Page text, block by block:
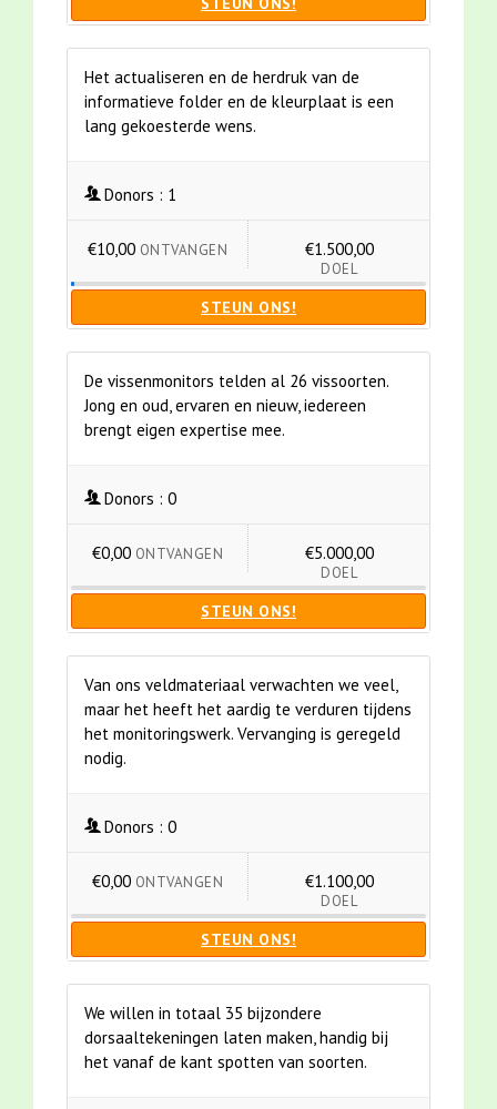
Het actualiseren en de herdruk van de
informatieve folder en de kleurplaat is een
lang gekoesterde wens.
Donors : 1
€10,00 ONTVANGEN €1.500,00
DOEL
STEUN ONS!
De vissenmonitors telden al 26 vissoorten.
Jong en oud, ervaren en nieuw, iedereen
brengt eigen expertise mee.
Donors : 0
€0,00 ONTVANGEN €5.000,00
DOEL
STEUN ONS!
Van ons veldmateriaal verwachten we veel,
maar het heeft het aardig te verduren tijdens
het monitoringswerk. Vervanging is geregeld
nodig.
Donors : 0
€0,00 ONTVANGEN €1.100,00
DOEL
STEUN ONS!
We willen in totaal 35 bijzondere
dorsaaltekeningen laten maken, handig bij
het vanaf de kant spotten van soorten.